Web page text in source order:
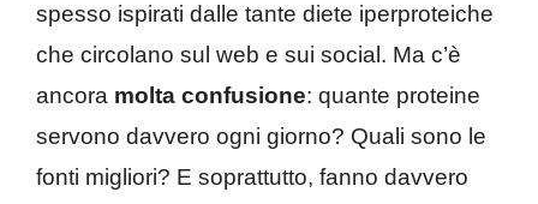
spesso ispirati dalle tante diete iperproteiche
che circolano sul web e sui social. Ma c’è
ancora molta confusione: quante proteine
servono davvero ogni giorno? Quali sono le
fonti migliori? E soprattutto, fanno davvero